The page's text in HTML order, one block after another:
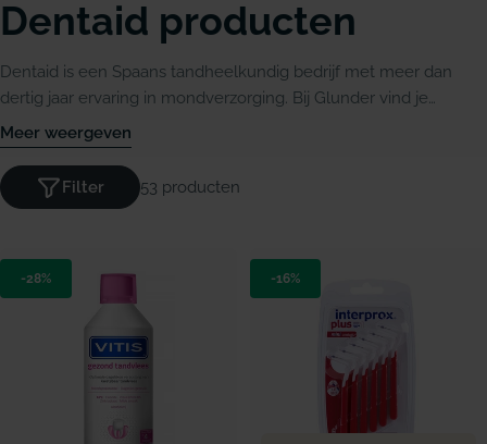
Dentaid producten
Dentaid is een Spaans tandheelkundig bedrijf met meer dan
dertig jaar ervaring in mondverzorging. Bij Glunder vind je
producten van alle Dentaid-merken: Vitis (tandenborstels,
tandpasta, mondwater), Interprox (ragers in negen maten), Halita
(frisse adem) en Xeros (droge mond).
Meer weergeven
53 producten
Filter
-28% -16%